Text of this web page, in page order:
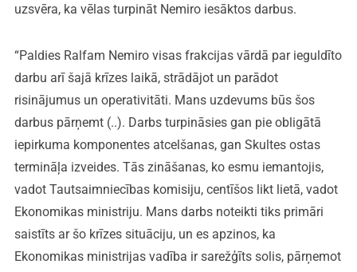
uzsvēra, ka vēlas turpināt Nemiro iesāktos darbus.
“Paldies Ralfam Nemiro visas frakcijas vārdā par ieguldīto
darbu arī šajā krīzes laikā, strādājot un parādot
risinājumus un operativitāti. Mans uzdevums būs šos
darbus pārņemt (..). Darbs turpināsies gan pie obligātā
iepirkuma komponentes atcelšanas, gan Skultes ostas
termināļa izveides. Tās zināšanas, ko esmu iemantojis,
vadot Tautsaimniecības komisiju, centīšos likt lietā, vadot
Ekonomikas ministriju. Mans darbs noteikti tiks primāri
saistīts ar šo krīzes situāciju, un es apzinos, ka
Ekonomikas ministrijas vadība ir sarežģīts solis, pārņemot